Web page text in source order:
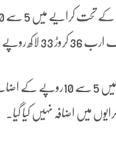
روپے ہے۔
میں اضافہ نہیں کیا گیا۔